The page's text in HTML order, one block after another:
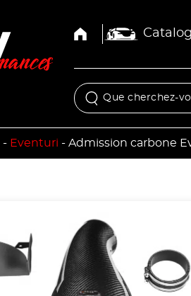
- Eventuri - Admission carbone